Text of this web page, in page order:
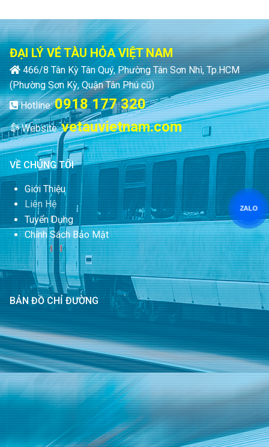
ĐẠI LÝ VÉ TÀU HỎA VIỆT NAM
466/8 Tân Kỳ Tân Quý, Phường Tân Sơn Nhì, Tp.HCM
(Phường Sơn Kỳ, Quận Tân Phú cũ)
Hotline:0918 177 320
Website:vetauvietnam.com
VỀ CHÚNG TÔI
Giới Thiệu
Liên Hệ
Tuyển Dụng
Chính Sách Bảo Mật
BẢN ĐỒ CHỈ ĐƯỜNG
ZALO